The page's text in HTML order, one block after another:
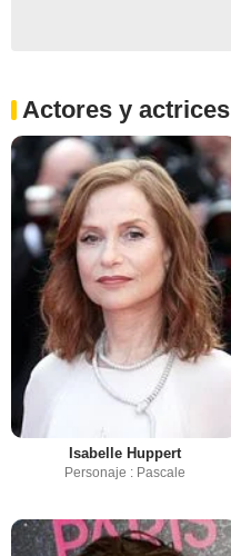
Actores y actrices
Isabelle Huppert
Personaje : Pascale